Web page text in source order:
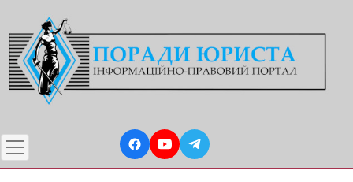
до
основного
вмісту